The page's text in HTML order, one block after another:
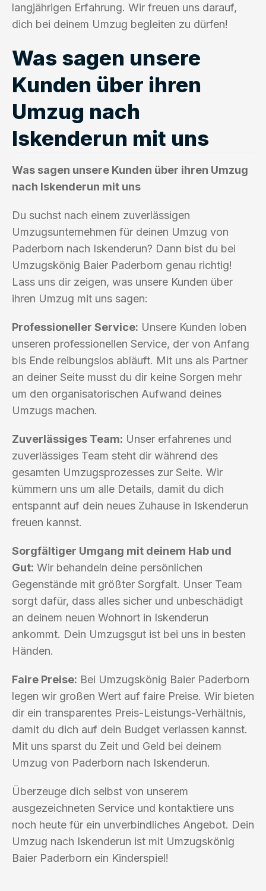
langjährigen Erfahrung. Wir freuen uns darauf,
dich bei deinem Umzug begleiten zu dürfen!
Was sagen unsere
Kunden über ihren
Umzug nach
Iskenderun mit uns
Was sagen unsere Kunden über ihren Umzug
nach Iskenderun mit uns
Du suchst nach einem zuverlässigen
Umzugsunternehmen für deinen Umzug von
Paderborn nach Iskenderun? Dann bist du bei
Umzugskönig Baier Paderborn genau richtig!
Lass uns dir zeigen, was unsere Kunden über
ihren Umzug mit uns sagen:
Professioneller Service: Unsere Kunden loben
unseren professionellen Service, der von Anfang
bis Ende reibungslos abläuft. Mit uns als Partner
an deiner Seite musst du dir keine Sorgen mehr
um den organisatorischen Aufwand deines
Umzugs machen.
Zuverlässiges Team: Unser erfahrenes und
zuverlässiges Team steht dir während des
gesamten Umzugsprozesses zur Seite. Wir
kümmern uns um alle Details, damit du dich
entspannt auf dein neues Zuhause in Iskenderun
freuen kannst.
Sorgfältiger Umgang mit deinem Hab und
Gut: Wir behandeln deine persönlichen
Gegenstände mit größter Sorgfalt. Unser Team
sorgt dafür, dass alles sicher und unbeschädigt
an deinem neuen Wohnort in Iskenderun
ankommt. Dein Umzugsgut ist bei uns in besten
Händen.
Faire Preise: Bei Umzugskönig Baier Paderborn
legen wir großen Wert auf faire Preise. Wir bieten
dir ein transparentes Preis-Leistungs-Verhältnis,
damit du dich auf dein Budget verlassen kannst.
Mit uns sparst du Zeit und Geld bei deinem
Umzug von Paderborn nach Iskenderun.
Überzeuge dich selbst von unserem
ausgezeichneten Service und kontaktiere uns
noch heute für ein unverbindliches Angebot. Dein
Umzug nach Iskenderun ist mit Umzugskönig
Baier Paderborn ein Kinderspiel!